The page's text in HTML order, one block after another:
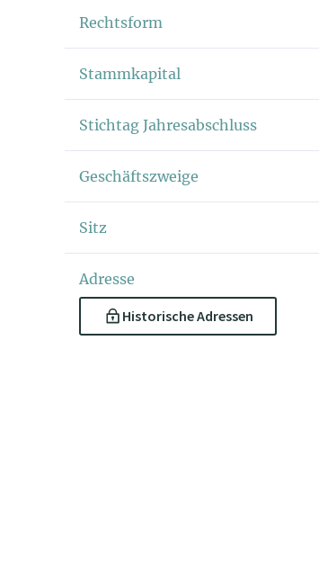
Rechtsform
Stammkapital
Stichtag Jahresabschluss
Geschäftszweige
Sitz
Adresse
Historische Adressen